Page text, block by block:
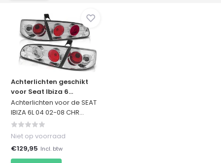
Achterlichten geschikt
voor Seat Ibiza 6...
Achterlichten voor de SEAT
IBIZA 6L 04 02-08 CHR...
Niet op voorraad
€129,95 Incl. btw